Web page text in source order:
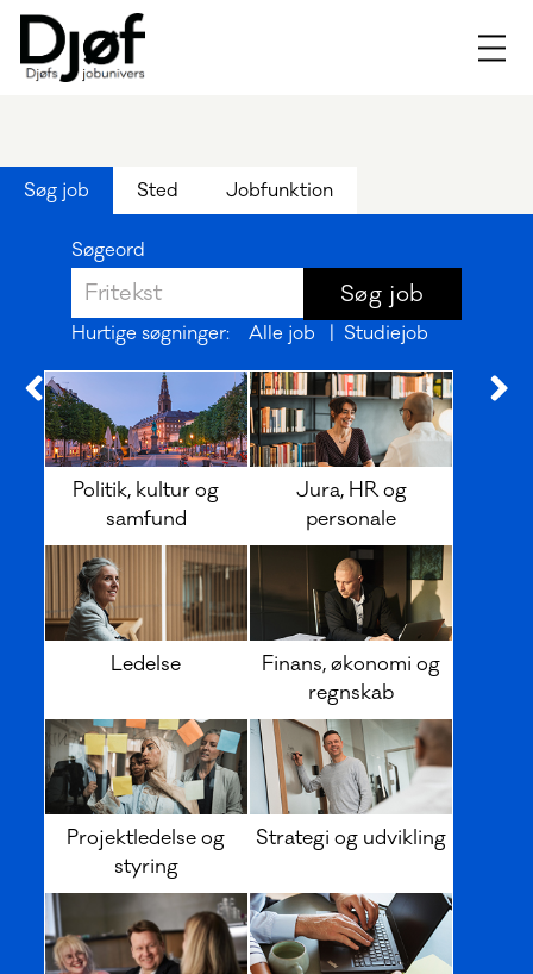
på
Jobunivers
jobunivers
Søg job Sted Jobfunktion
Søgeord
Hurtige søgninger: Alle job Studiejob
Politik, kultur og
samfund
Jura, HR og
personale
Ledelse
Finans, økonomi og
regnskab
Projektledelse og
styring
Strategi og udvikling